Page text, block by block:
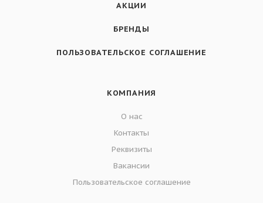
АКЦИИ
БРЕНДЫ
ПОЛЬЗОВАТЕЛЬСКОЕ СОГЛАШЕНИЕ
КОМПАНИЯ
О нас
Контакты
Реквизиты
Вакансии
Пользовательское соглашение